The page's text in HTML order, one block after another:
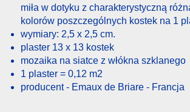
miła w dotyku z charakterystyczną
kolorów poszczególnych kostek na 1
wymiary: 2,5 x 2,5 cm.
plaster 13 x 13 kostek
mozaika na siatce z włókna szklanego
1 plaster = 0,12 m2
producent - Emaux de Briare - Francja